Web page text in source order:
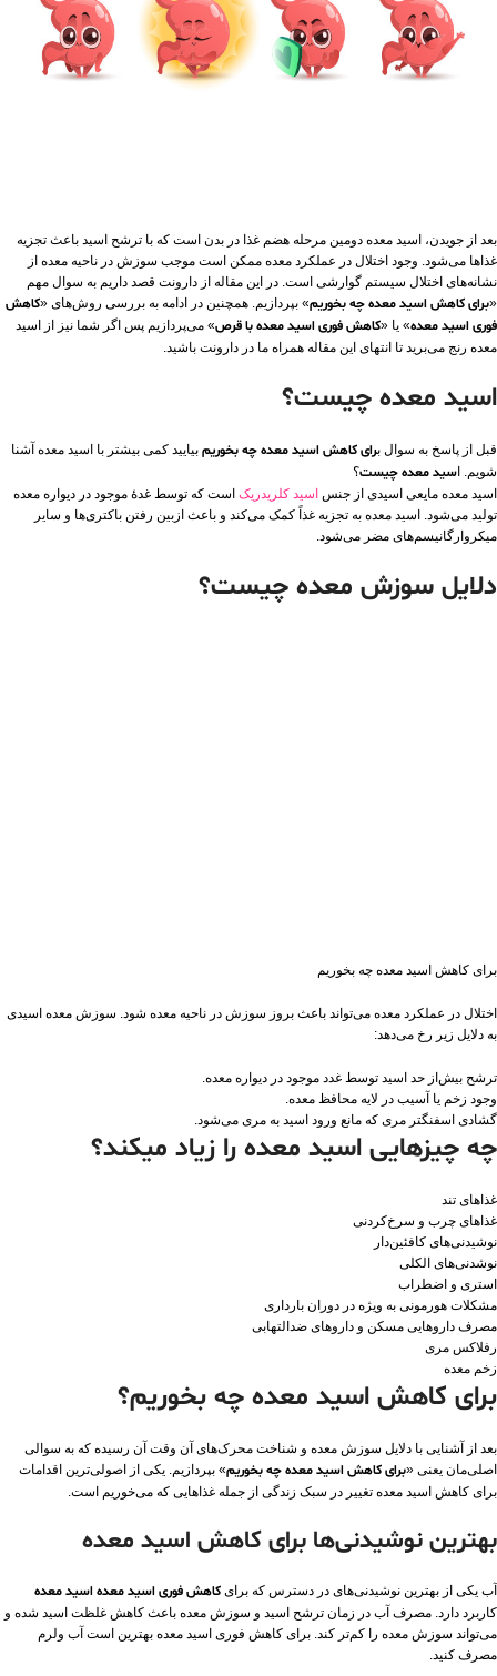
بعد از جویدن، اسید معده دومین مرحله هضم غذا در بدن است که با ترشح اسید باعث تجزیه
غذاها می‌شود. وجود اختلال در عملکرد معده ممکن است موجب سوزش در ناحیه معده از
نشانه‌های اختلال سیستم گوارشی است. در این مقاله از دارونت قصد داریم به سوال مهم
«برای کاهش اسید معده چه بخوریم» بپردازیم. همچنین در ادامه به بررسی روش‌های «کاهش
فوری اسید معده» یا «کاهش فوری اسید معده با قرص» می‌پردازیم پس اگر شما نیز از اسید
معده رنج می‌برید تا انتهای این مقاله همراه ما در دارونت باشید.
اسید معده چیست؟
قبل از پاسخ به سوال برای کاهش اسید معده چه بخوریم بیایید کمی بیشتر با اسید معده آشنا
شویم. ا سید معده چیست؟
اسید معده مایعی اسیدی از جنس اسید کلریدریک است که توسط غدۀ موجود در دیواره معده
تولید می‌شود. اسید معده به تجزیه غذاً کمک می‌کند و باعث ازبین رفتن باکتری‌ها و سایر
میکروارگانیسم‌های مضر می‌شود.
دلایل سوزش معده چیست؟
برای کاهش اسید معده چه بخوریم
اختلال در عملکرد معده می‌تواند باعث بروز سوزش در ناحیه معده شود. سوزش معده اسیدی
به دلایل زیر رخ می‌دهد:
ترشح بیش‌از حد اسید توسط غدد موجود در دیواره معده.
وجود زخم یا آسیب در لایه محافظ معده.
گشادی اسفنگتر مری که مانع ورود اسید به مری می‌شود.
چه چیزهایی اسید معده را زیاد میکند؟
غذاهای تند
غذاهای چرب و سرخ‌کردنی
نوشیدنی‌های کافئین‌دار
نوشدنی‌های الکلی
استری و اضطراب
مشکلات هورمونی به ویژه در دوران بارداری
مصرف داروهایی مسکن و داروهای ضدالتهابی
رفلاکس مری
زخم معده
برای کاهش اسید معده چه بخوریم؟
بعد از آشنایی با دلایل سوزش معده و شناخت محرک‌های آن وقت آن رسیده که به سوالی
اصلی‌‌مان یعنی «برای کاهش اسید معده چه بخوریم» بپردازیم. یکی از اصولی‌ترین اقدامات
برای کاهش اسید معده تغییر در سبک زندگی از جمله غذاهایی که می‌خوریم است.
بهترین نوشیدنی‌ها برای کاهش اسید معده
آب یکی از بهترین نوشیدنی‌های در دسترس که برای کاهش فوری اسید معده اسید معده
کاربرد دارد. مصرف آب در زمان ترشح اسید و سوزش معده باعث کاهش غلظت اسید شده و
می‌تواند سوزش معده را کم‌تر کند. برای کاهش فوری اسید معده بهترین است آب ولرم
مصرف کنید.